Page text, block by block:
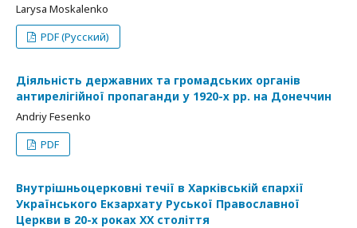
Larysa Moskalenko
PDF (Русский)
Діяльність державних та громадських органів
антирелігійної пропаганди у 1920-х рр. на Донеччин
Andriy Fesenko
PDF
Внутрішньоцерковні течії в Харківській єпархії
Українського Екзархату Руської Православної
Церкви в 20-х роках ХХ століття